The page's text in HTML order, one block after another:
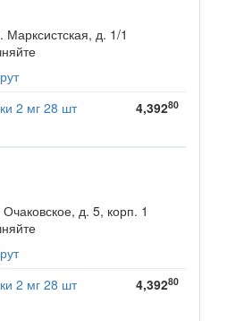
д. 1/1
2 мг 28 шт
4,39280
д. 5, корп. 1
2 мг 28 шт
4,39280